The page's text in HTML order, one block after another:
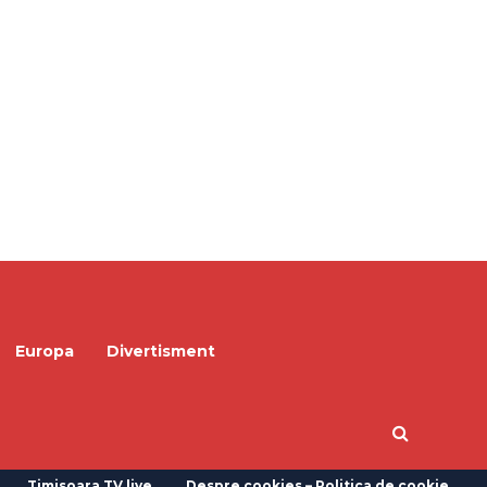
Europa Divertisment